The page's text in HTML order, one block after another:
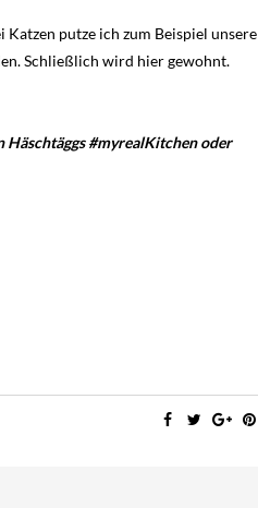
putze ich zum Beispiel unsere
Schließlich wird hier gewohnt.
Häschtäggs #myrealKitchen oder